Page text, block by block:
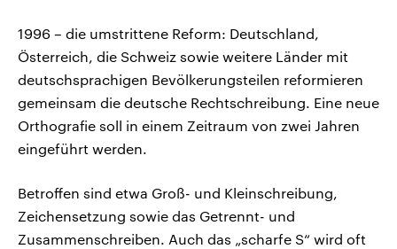
1996 – die umstrittene Reform: Deutschland,
Österreich, die Schweiz sowie weitere Länder mit
deutschsprachigen Bevölkerungsteilen reformieren
gemeinsam die deutsche Rechtschreibung. Eine neue
Orthografie soll in einem Zeitraum von zwei Jahren
eingeführt werden.
Betroffen sind etwa Groß- und Kleinschreibung,
Zeichensetzung sowie das Getrennt- und
Zusammenschreiben. Auch das „scharfe S“ wird oft